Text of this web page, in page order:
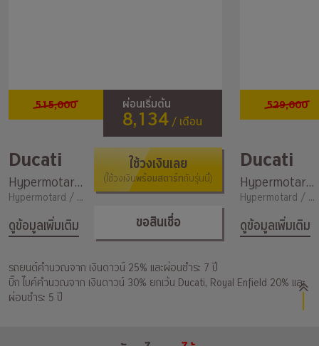
515,000 ผ่อนเริ่มต้น
8,134/ เดือน
Ducati
Hypermotard 939
Hypermotard / 937
ดูข้อมูลเพิ่มเติม
ใช้วงเงินเลย
(ใช้วงเงินพร้อมสตาร์ทกับรุ่นนี้)
ขอสินเชื่อ
529,000
Ducati
Hypermotard 950 RVE
Hypermotard / 937
ดูข้อมูลเพิ่มเติม
รถยนต์คำนวณจาก เงินดาวน์ 25% และผ่อนชำระ 7 ปี
บิ๊ก ไบค์คำนวณจาก เงินดาวน์ 30% ยกเว้น Ducati, Royal Enfield 20% และ
ผ่อนชำระ 5 ปี